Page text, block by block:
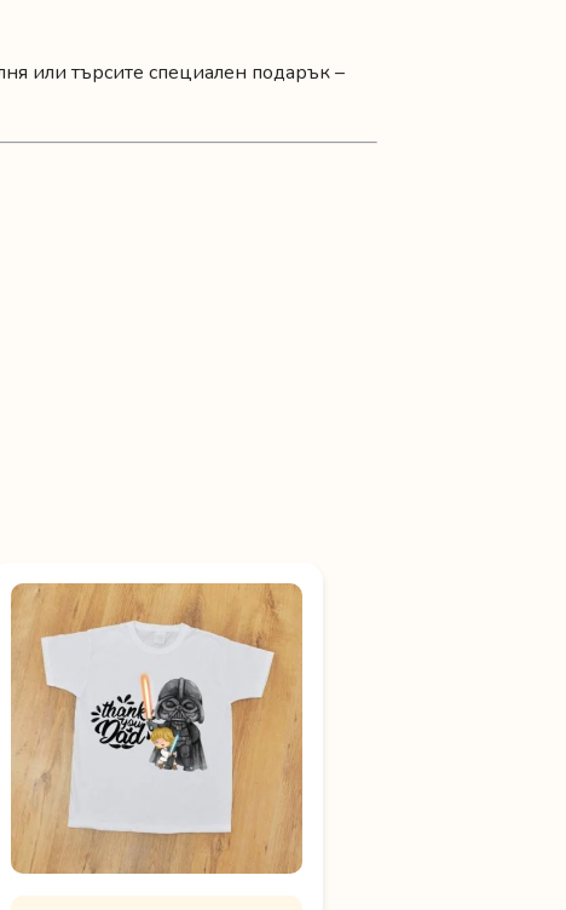
или търсите специален подарък –